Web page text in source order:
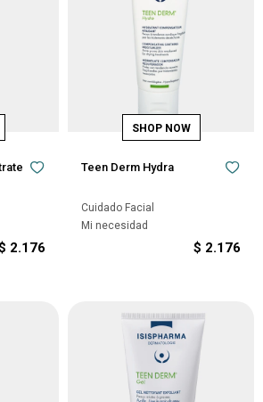
2.176
Teen Derm Hydra
Cuidado Facial
Mi necesidad
$ 2.176